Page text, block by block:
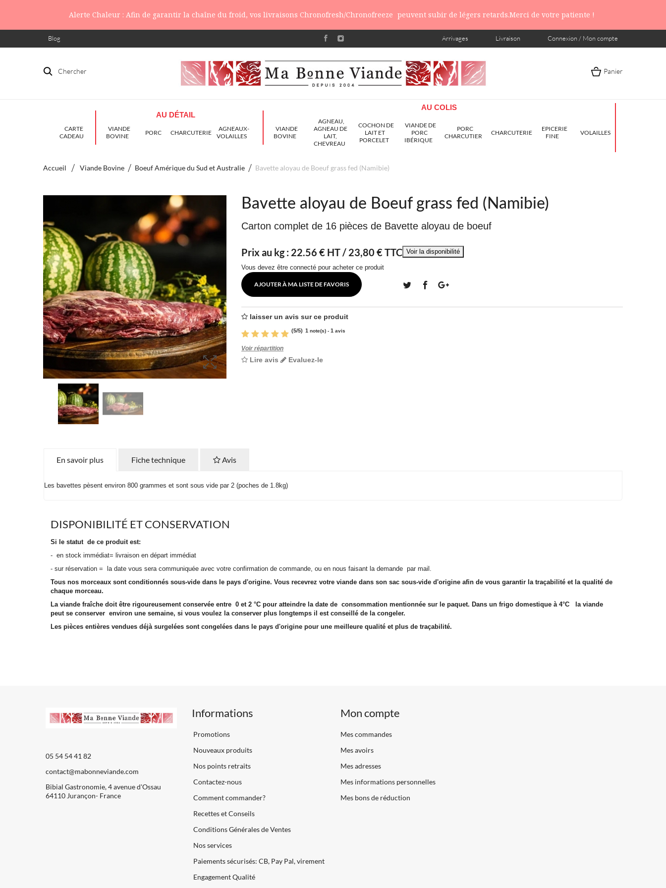
Alerte Chaleur : Afin de garantir la chaîne du froid, vos livraisons Chronofresh/Chronofreeze peuvent subir de légers retards.Merci de votre patiente !
Blog Connexion / Mon compte
Livraison
Arrivages
Chercher Panier
CARTE
CADEAU
AU DÉTAIL
VIANDE
BOVINE
PORC CHARCUTERIE
AGNEAUX-
VOLAILLES
AU COLIS
VIANDE
BOVINE
AGNEAU,
AGNEAU DE
LAIT,
CHEVREAU
COCHON DE
LAIT ET
PORCELET
VIANDE DE
PORC
IBÉRIQUE
PORC
CHARCUTIER
CHARCUTERIE
EPICERIE
FINE
VOLAILLES
Accueil Viande Bovine Boeuf Amérique du Sud et Australie Bavette aloyau de Boeuf grass fed (Namibie)
Bavette aloyau de Boeuf grass fed (Namibie)
Carton complet de 16 pièces de Bavette aloyau de boeuf
Prix au kg : 22.56 € HT / 23,80 € TTC
Vous devez être connecté pour acheter ce produit
AJOUTER À MA LISTE DE FAVORIS
laisser un avis sur ce produit
(5/5) 1 note(s) - 1 avis
Voir répartition
Lire avis Evaluez-le
En savoir plus Fiche technique Avis
Les bavettes pèsent environ 800 grammes et sont sous vide par 2 (poches de 1.8kg)
DISPONIBILITÉ ET CONSERVATION
Si le statut de ce produit est:
- en stock immédiat= livraison en départ immédiat
- sur réservation = la date vous sera communiquée avec votre confirmation de commande, ou en nous faisant la demande par mail.
Tous nos morceaux sont conditionnés sous-vide dans le pays d'origine. Vous recevrez votre viande dans son sac sous-vide d'origine afin de vous garantir la traçabilité et la qualité de
chaque morceau.
La viande fraîche doit être rigoureusement conservée entre 0 et 2 °C pour atteindre la date de consommation mentionnée sur le paquet. Dans un frigo domestique à 4°C la viande
peut se conserver environ une semaine, si vous voulez la conserver plus longtemps il est conseillé de la congeler.
Les pièces entières vendues déjà surgelées sont congelées dans le pays d'origine pour une meilleure qualité et plus de traçabilité.
05 54 54 41 82
contact@mabonneviande.com
Bibial Gastronomie, 4 avenue d'Ossau
64110 Jurançon- France
Informations
Promotions
Nouveaux produits
Nos points retraits
Contactez-nous
Comment commander?
Recettes et Conseils
Conditions Générales de Ventes
Nos services
Paiements sécurisés: CB, Pay Pal, virement
Engagement Qualité
Mon compte
Mes commandes
Mes avoirs
Mes adresses
Mes informations personnelles
Mes bons de réduction